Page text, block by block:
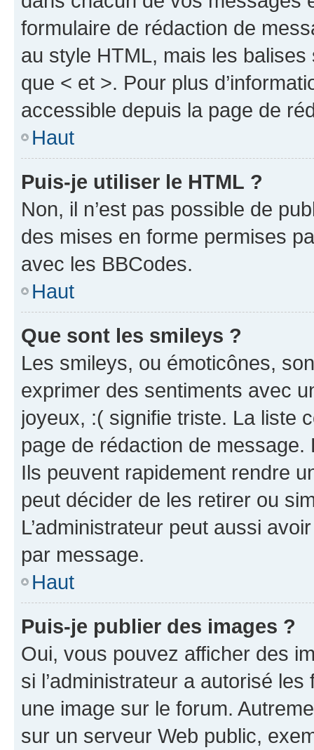
formulaire de rédaction de
au style HTML, mais les
que < et >. Pour plus
accessible depuis la page de
Haut
Puis-je utiliser le HTML ?
Non, il n’est pas possible de
des mises en forme permises
avec les BBCodes.
Haut
Que sont les smileys ?
Les smileys, ou émoticônes,
exprimer des sentiments avec
joyeux, :( signifie triste. La liste
page de rédaction de
Ils peuvent rapidement rendre
peut décider de les retirer ou
L’administrateur peut aussi
par message.
Haut
Puis-je publier des images ?
Oui, vous pouvez afficher des
si l’administrateur a autorisé
une image sur le forum.
sur un serveur Web public,